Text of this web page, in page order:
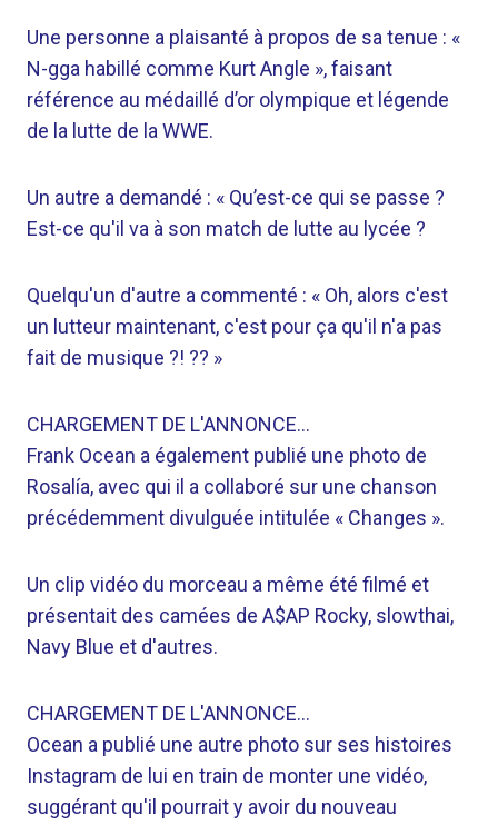
Une personne a plaisanté à propos de sa tenue : «
N-gga habillé comme Kurt Angle », faisant
référence au médaillé d’or olympique et légende
de la lutte de la WWE.
Un autre a demandé : « Qu’est-ce qui se passe ?
Est-ce qu'il va à son match de lutte au lycée ?
Quelqu'un d'autre a commenté : « Oh, alors c'est
un lutteur maintenant, c'est pour ça qu'il n'a pas
fait de musique ?! ?? »
CHARGEMENT DE L'ANNONCE…
Frank Ocean a également publié une photo de
Rosalía, avec qui il a collaboré sur une chanson
précédemment divulguée intitulée « Changes ».
Un clip vidéo du morceau a même été filmé et
présentait des camées de A$AP Rocky, slowthai,
Navy Blue et d'autres.
CHARGEMENT DE L'ANNONCE…
Ocean a publié une autre photo sur ses histoires
Instagram de lui en train de monter une vidéo,
suggérant qu'il pourrait y avoir du nouveau